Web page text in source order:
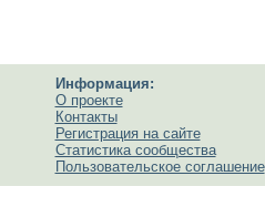
Информация:
О проекте
Контакты
Регистрация на сайте
Статистика сообщества
Пользовательское соглашение